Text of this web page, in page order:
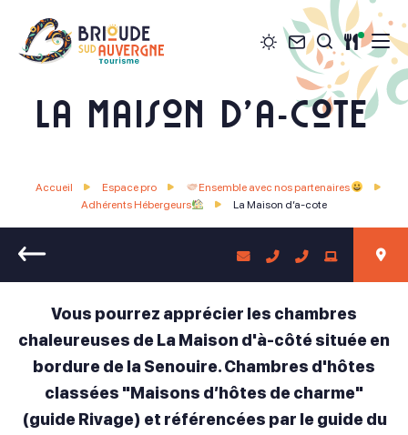
MétéoContact
Je
La Maison d’a-cote
Accueil Espace pro
Ensemble avec nos partenaires
Adhérents Hébergeurs
La Maison d’a-cote
Retour
Vous pourrez apprécier les chambres
chaleureuses de La Maison d'à-côté située en
bordure de la Senouire. Chambres d'hôtes
classées "Maisons d’hôtes de charme"
(guide Rivage) et référencées par le guide du